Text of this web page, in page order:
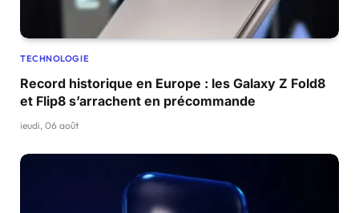
TECHNOLOGIE
Record historique en Europe : les Galaxy Z Fold8
et Flip8 s’arrachent en précommande
jeudi, 06 août